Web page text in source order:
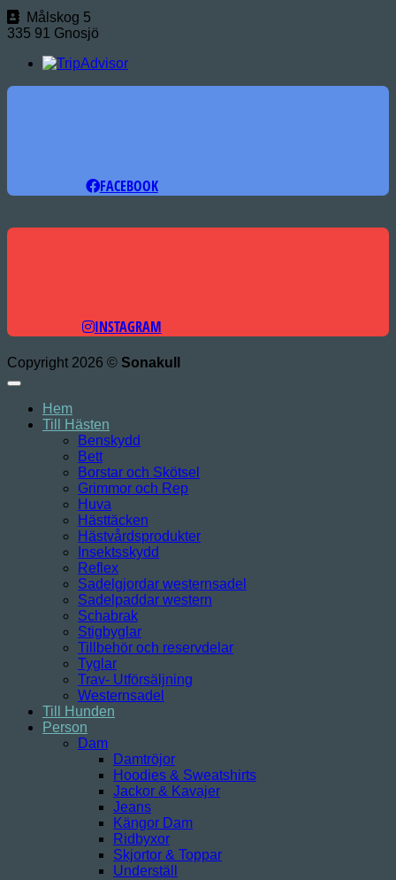
Målskog 5
335 91 Gnosjö
FACEBOOK
INSTAGRAM
Copyright 2026 © Sonakull
Hem
Till Hästen
Benskydd
Bett
Borstar och Skötsel
Grimmor och Rep
Huva
Hästtäcken
Hästvårdsprodukter
Insektsskydd
Reflex
Sadelgjordar westernsadel
Sadelpaddar western
Schabrak
Stigbyglar
Tillbehör och reservdelar
Tyglar
Trav- Utförsäljning
Westernsadel
Till Hunden
Person
Dam
Damtröjor
Hoodies & Sweatshirts
Jackor & Kavajer
Jeans
Kängor Dam
Ridbyxor
Skjortor & Toppar
Underställ